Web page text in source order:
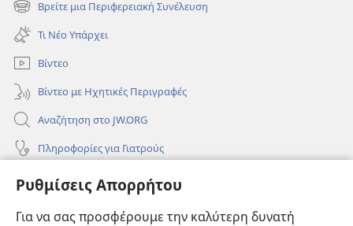
Ρυθμίσεις Απορρήτου
Για να σας προσφέρουμε την καλύτερη δυνατή
παράθυρο)
Βρείτε μια Περιφερειακή Συνέλευση
(ανοίγει
νέο
παράθυρο)
Τι Νέο Υπάρχει
Βίντεο
Βίντεο με Ηχητικές Περιγραφές
Αναζήτηση στο JW.ORG
Πληροφορίες για Γιατρούς
Πληροφορίες για Επίσημους Φορείς και ΜΜΕ